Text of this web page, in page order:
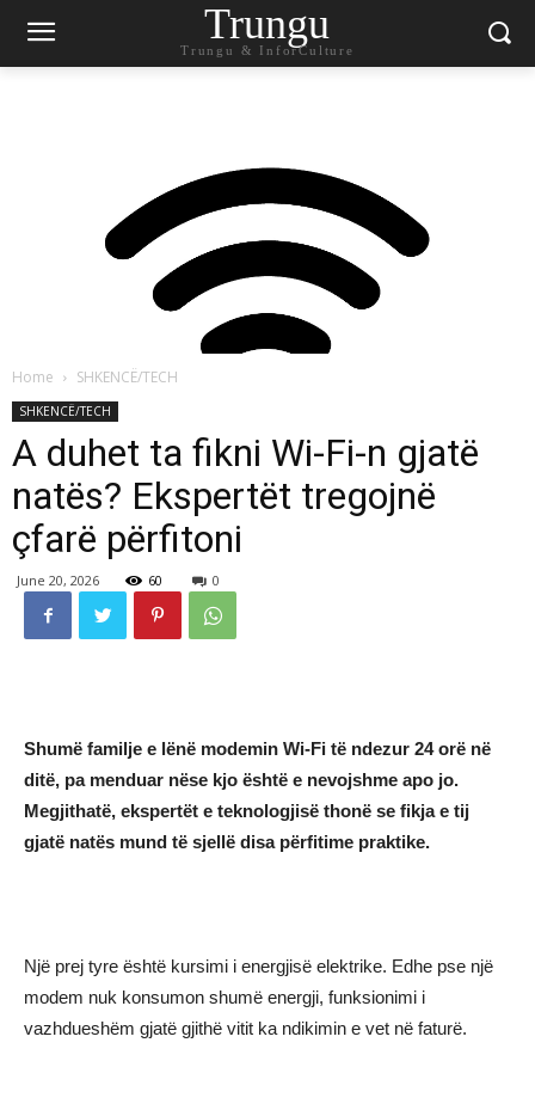
Trungu
Trungu & InforCulture
Home SHKENCË/TECH
SHKENCË/TECH
A duhet ta fikni Wi-Fi-n gjatë
natës? Ekspertët tregojnë
çfarë përfitoni
June 20, 2026 60 0
Shumë familje e lënë modemin Wi-Fi të ndezur 24 orë në
ditë, pa menduar nëse kjo është e nevojshme apo jo.
Megjithatë, ekspertët e teknologjisë thonë se fikja e tij
gjatë natës mund të sjellë disa përfitime praktike.
Një prej tyre është kursimi i energjisë elektrike. Edhe pse një
modem nuk konsumon shumë energji, funksionimi i
vazhdueshëm gjatë gjithë vitit ka ndikimin e vet në faturë.